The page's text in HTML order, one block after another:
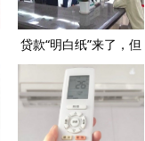
贷款“明白纸”来了，但
借钱这件事真的变简单
了吗？